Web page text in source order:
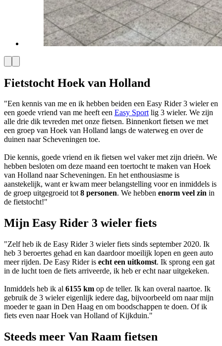
Fietstocht Hoek van Holland
"Een kennis van me en ik hebben beiden een Easy Rider 3 wieler en
een goede vriend van me heeft een Easy Sportlig 3 wieler. We zijn
alle drie dik tevreden met onze fietsen. Binnenkort fietsen we met
een groep van Hoek van Holland langs de waterweg en over de
duinen naar Scheveningen toe.
Die kennis, goede vriend en ik fietsen wel vaker met zijn drieën. We
hebben besloten om deze maand een toertocht te maken van Hoek
van Holland naar Scheveningen. En het enthousiasme is
aanstekelijk, want er kwam meer belangstelling voor en inmiddels is
de groep uitgegroeid tot8 personen. We hebben enorm veel zin in
de fietstocht!"
Mijn Easy Rider 3 wieler fiets
"Zelf heb ik de Easy Rider 3 wieler fiets sinds september 2020. Ik
heb 3 beroertes gehad en kan daardoor moeilijk lopen en geen auto
meer rijden. De Easy Rider is echt een uitkomst. Ik sprong een gat
in de lucht toen de fiets arriveerde, ik heb er echt naar uitgekeken.
Inmiddels heb ik al 6155 km op de teller. Ik kan overal naartoe. Ik
gebruik de 3 wieler eigenlijk iedere dag, bijvoorbeeld om naar mijn
moeder te gaan in Den Haag en om boodschappen te doen. Of ik
fiets even naar Hoek van Holland of Kijkduin."
Steeds meer Van Raam fietsen